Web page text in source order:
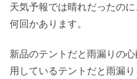
天気予報では晴れだったの
何回かあります。
新品のテントだと雨漏りの
用しているテントだと雨漏